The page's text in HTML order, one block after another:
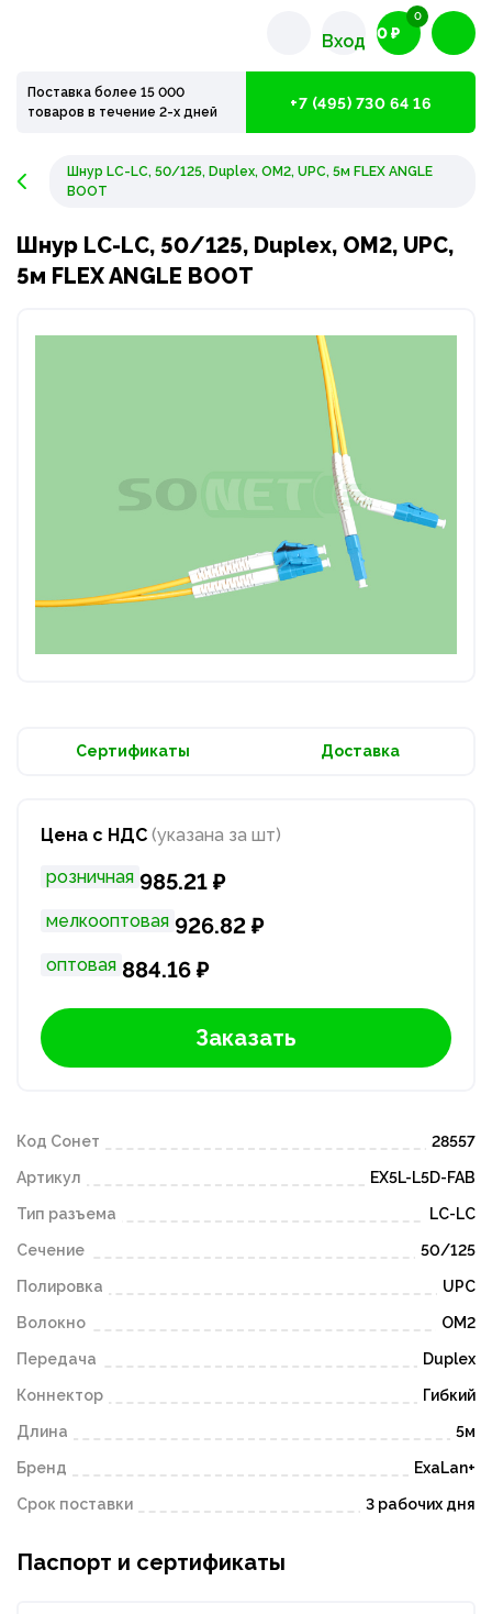
Вход 0 ₽
0
Поставка более 15 000
товаров в течение 2-х дней
+7 (495) 730 64 16
Шнур LC-LC, 50/125, Duplex, OM2, UPC, 5м FLEX ANGLE
BOOT
Шнур LC-LC, 50/125, Duplex, OM2, UPC,
5м FLEX ANGLE BOOT
Сертификаты Доставка
Цена с НДС (указана за шт)
розничная 985.21 ₽
мелкооптовая 926.82 ₽
оптовая 884.16 ₽
Заказать
Код Сонет 28557
Артикул EX5L-L5D-FAB
Тип разъема LC-LC
Сечение 50/125
Полировка UPC
Волокно OM2
Передача Duplex
Коннектор Гибкий
Длина 5м
Бренд ExaLan+
Срок поставки 3 рабочих дня
Паспорт и сертификаты